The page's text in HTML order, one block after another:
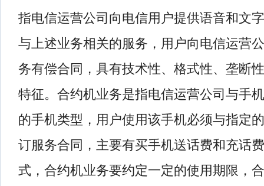
指电信运营公司向电信用户提供语音和文
与上述业务相关的服务，用户向电信运营
务有偿合同，具有技术性、格式性、垄断
特征。合约机业务是指电信运营公司与手
的手机类型，用户使用该手机必须与指定
订服务合同，主要有买手机送话费和充话
式，合约机业务要约定一定的使用期限，